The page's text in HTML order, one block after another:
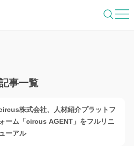
一歩先を照らすメディ
事一覧
株式会社、人材紹介プラットフ
ォーム「circus AGENT」をフルリニ
ューアル